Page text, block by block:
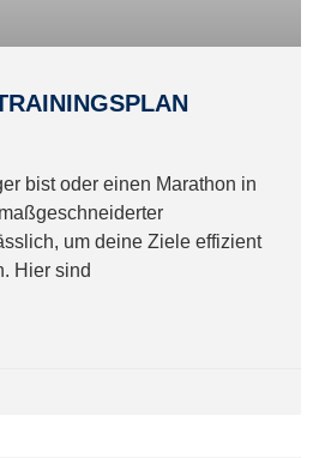
bist oder einen Marathon in
um deine Ziele effizient
Hier sind